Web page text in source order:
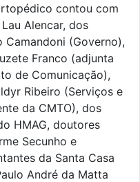
contou com
Alencar, dos
Camandoni (Governo),
Franco (adjunta
de Comunicação),
Ribeiro (Serviços e
da CMTO), dos
HMAG, doutores
Secunho e
da Santa Casa
André da Matta